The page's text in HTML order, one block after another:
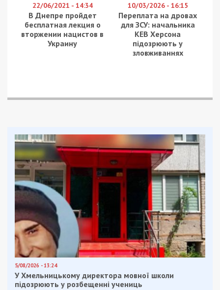
22/06/2021 - 14:34
В Днепре пройдет
бесплатная лекция о
вторжении нацистов в
Украину
10/03/2026 - 16:15
Переплата на дровах
для ЗСУ: начальника
КЕВ Херсона
підозрюють у
зловживаннях
5/08/2026 - 13:24
У Хмельницькому директора мовної школи
підозрюють у розбещенні учениць